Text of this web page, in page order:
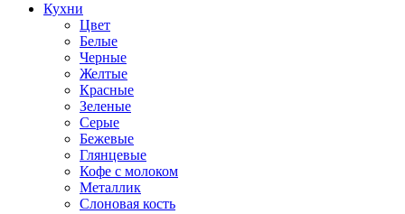
Кухни
Цвет
Белые
Черные
Желтые
Красные
Зеленые
Серые
Бежевые
Глянцевые
Кофе с молоком
Металлик
Слоновая кость